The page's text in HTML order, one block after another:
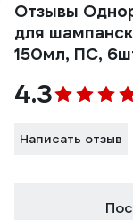
Отзывы
для
150мл, ПС,
4.3
Написать отзыв